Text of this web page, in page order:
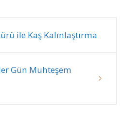
ile Kaş Kalınlaştırma
Gün Muhteşem